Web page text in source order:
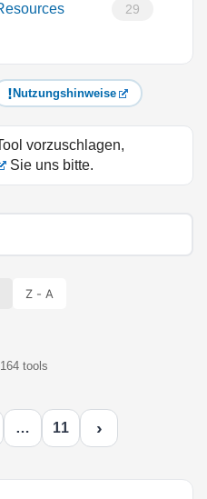
29
Nutzungshinweise
vorzuschlagen,
Sie uns bitte.
Z - A
tools
… 11 ›